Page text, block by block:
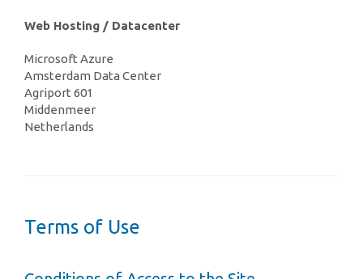
Web Hosting / Datacenter
Microsoft Azure
Amsterdam Data Center
Agriport 601
Middenmeer
Netherlands
Terms of Use